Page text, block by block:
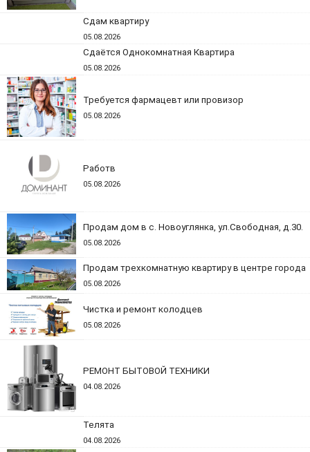
Сдам квартиру
05.08.2026
Сдаётся Однокомнатная Квартира
05.08.2026
Требуется фармацевт или провизор
05.08.2026
Работв
05.08.2026
Продам дом в с. Новоуглянка, ул.Свободная, д.30.
05.08.2026
Продам трехкомнатную квартиру в центре города
05.08.2026
Чистка и ремонт колодцев
05.08.2026
РЕМОНТ БЫТОВОЙ ТЕХНИКИ
04.08.2026
Телята
04.08.2026